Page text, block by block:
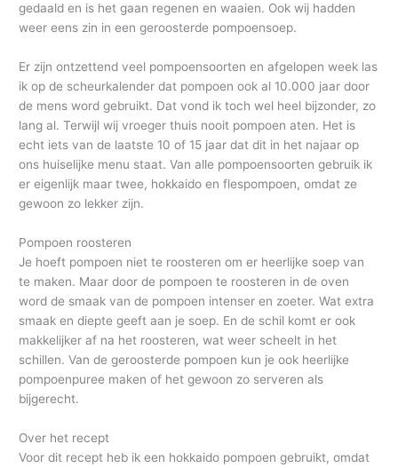
gedaald en is het gaan regenen en waaien. Ook wij hadden
weer eens zin in een geroosterde pompoensoep.
Er zijn ontzettend veel pompoensoorten en afgelopen week las
ik op de scheurkalender dat pompoen ook al 10.000 jaar door
de mens word gebruikt. Dat vond ik toch wel heel bijzonder, zo
lang al. Terwijl wij vroeger thuis nooit pompoen aten. Het is
echt iets van de laatste 10 of 15 jaar dat dit in het najaar op
ons huiselijke menu staat. Van alle pompoensoorten gebruik ik
er eigenlijk maar twee, hokkaido en flespompoen, omdat ze
gewoon zo lekker zijn.
Pompoen roosteren
Je hoeft pompoen niet te roosteren om er heerlijke soep van
te maken. Maar door de pompoen te roosteren in de oven
word de smaak van de pompoen intenser en zoeter. Wat extra
smaak en diepte geeft aan je soep. En de schil komt er ook
makkelijker af na het roosteren, wat weer scheelt in het
schillen. Van de geroosterde pompoen kun je ook heerlijke
pompoenpuree maken of het gewoon zo serveren als
bijgerecht.
Over het recept
Voor dit recept heb ik een hokkaido pompoen gebruikt, omdat